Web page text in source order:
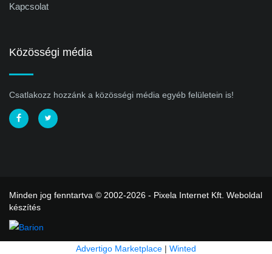
Kapcsolat
Közösségi média
Csatlakozz hozzánk a közösségi média egyéb felületein is!
Minden jog fenntartva © 2002-2026 - Pixela Internet Kft. Weboldal
készítés
Advertigo Marketplace | Winted